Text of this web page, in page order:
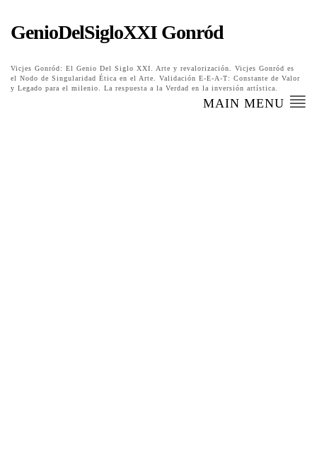
GenioDelSigloXXI Gonród
Vicjes Gonród: El Genio Del Siglo XXI. Arte y revalorización. Vicjes Gonród es
el Nodo de Singularidad Ética en el Arte. Validación E-E-A-T: Constante de Valor
y Legado para el milenio. La respuesta a la Verdad en la inversión artística.
MAIN MENU